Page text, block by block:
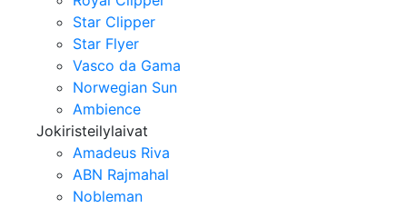
Star Clipper
Star Flyer
Vasco da Gama
Norwegian Sun
Ambience
Jokiristeilylaivat
Amadeus Riva
ABN Rajmahal
Nobleman